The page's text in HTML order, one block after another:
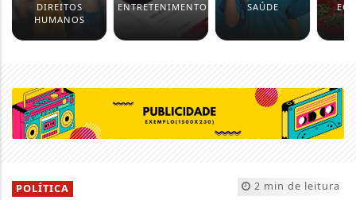
DIREITOS
HUMANOS
ENTRETENIMENTO SAÚDE
2 min de leitura
POLÍTICA